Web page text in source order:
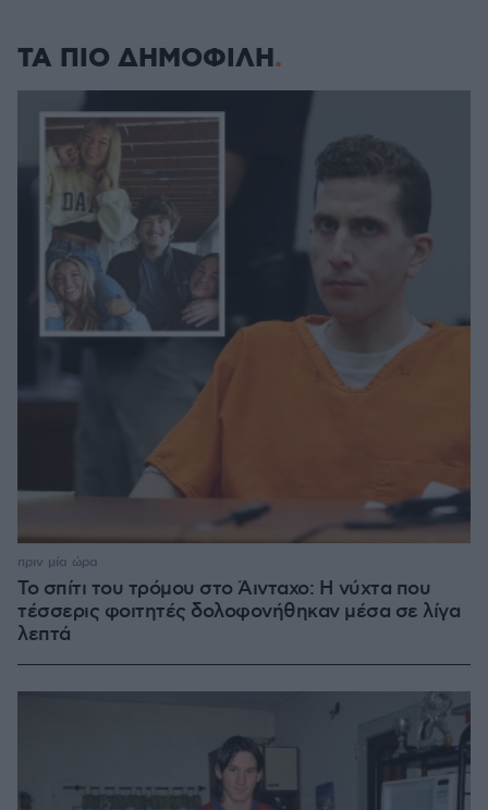
ΤΑ ΠΙΟ ΔΗΜΟΦΙΛΗ
Το σπίτι του τρόμου στο Άινταχο: Η νύχτα που
τέσσερις φοιτητές δολοφονήθηκαν μέσα σε λίγα
λεπτά
πριν μία ώρα